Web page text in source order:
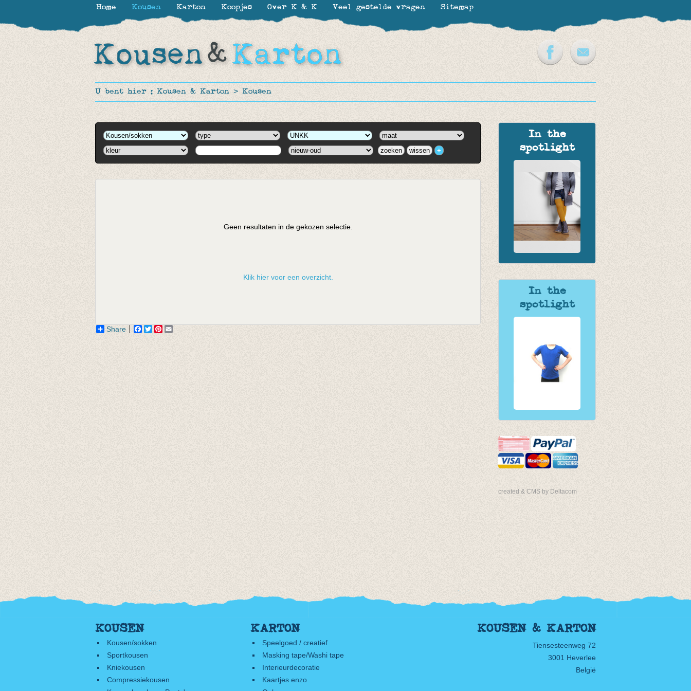
U bent hier : Kousen & Karton > Kousen
In the
spotlight
In the
spotlight
created & CMS by Deltacom
Geen resultaten in de gekozen selectie.
Klik hier voor een overzicht.
Share Facebook
TwitterPinterest
KOUSEN
Kousen/sokken
Sportkousen
Kniekousen
Compressiekousen
KARTON
Speelgoed / creatief
Masking tape/Washi tape
Interieurdecoratie
Kaartjes enzo
KOUSEN & KARTON
Tiensesteenweg 72
3001 Heverlee
België
Home Kousen Karton Koopjes Over K & K Veel gestelde vragen Sitemap